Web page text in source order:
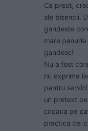
Ca preot,
ale bisericii.
gandeste
mare
gandesc!
Nu a fost
nu exprima
pentru
un pretext
circaria pe
practica cei